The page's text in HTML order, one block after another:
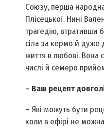
Союзу, перша
Плісецької. Нині
трагедію, втративши
сіла за кермо й дуже
життя в любові. Вона
числі й семеро
– Ваш рецепт
– Які можуть бути
коли в ефірі не